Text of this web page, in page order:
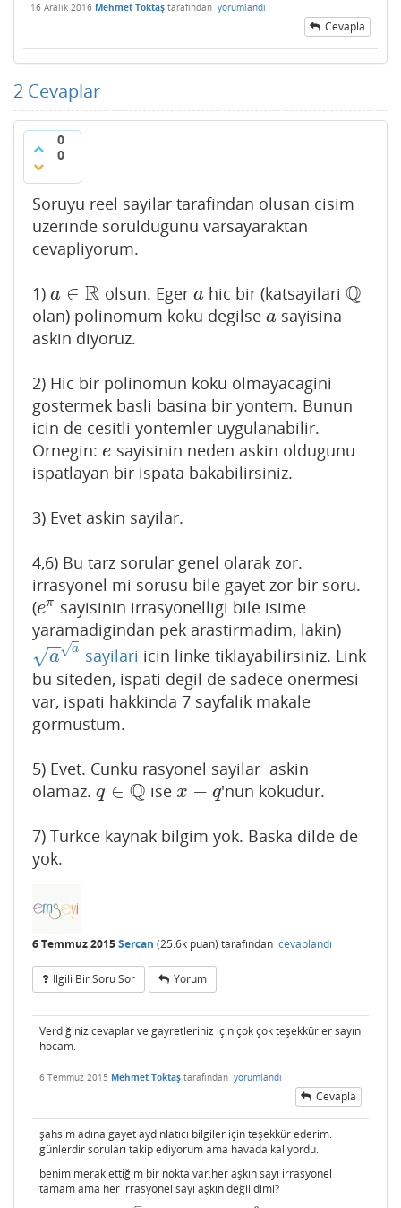
16 Aralık 2016 Mehmet Toktaş tarafından yorumlandı
Cevapla
2 Cevaplar
0
0
Soruyu reel sayilar tarafindan olusan cisim
uzerinde soruldugunu varsayaraktan
cevapliyorum.
1) a ∈ R
a∈R olsun. Eger a
ahic bir (katsayilari Q
Q
olan) polinomum koku degilse a
a sayisina
askin diyoruz.
2) Hic bir polinomun koku olmayacagini
gostermek basli basina bir yontem. Bunun
icin de cesitli yontemler uygulanabilir.
Ornegin: e
e sayisinin neden askin oldugunu
ispatlayan bir ispata bakabilirsiniz.
3) Evet askin sayilar.
4,6) Bu tarz sorular genel olarak zor.
irrasyonel mi sorusu bile gayet zor bir soru.
(eπ
eπ sayisinin irrasyonelligi bile isime
yaramadigindan pek arastirmadim, lakin)
a
−
−
√ a
√
aa sayilari icin linke tiklayabilirsiniz. Link
bu siteden, ispati degil de sadece onermesi
var, ispati hakkinda 7 sayfalik makale
gormustum.
5) Evet. Cunku rasyonel sayilar askin
olamaz. q ∈ Q
q ∈Q ise x − q
x− q 'nun kokudur.
7) Turkce kaynak bilgim yok. Baska dilde de
yok.
6 Temmuz 2015Sercan (25.6k puan) tarafından cevaplandı
Ilgili Bir Soru Sor Yorum
Verdiğiniz cevaplar ve gayretleriniz için çok çok teşekkürler sayın
hocam.
6 Temmuz 2015 Mehmet Toktaş tarafından yorumlandı
Cevapla
şahsim adına gayet aydınlatıcı bilgiler için teşekkür ederim.
günlerdir soruları takip ediyorum ama havada kalıyordu.
benim merak ettiğim bir nokta var.her aşkın sayı irrasyonel
tamam ama her irrasyonel sayı aşkın değil dimi?